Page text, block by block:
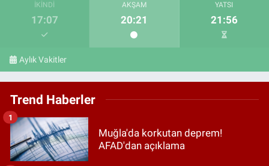
İKINDI
17:07
AKŞAM
20:21
YATSI
21:56
Aylık Vakitler
Trend Haberler
Muğla'da korkutan deprem!
AFAD'dan açıklama
1